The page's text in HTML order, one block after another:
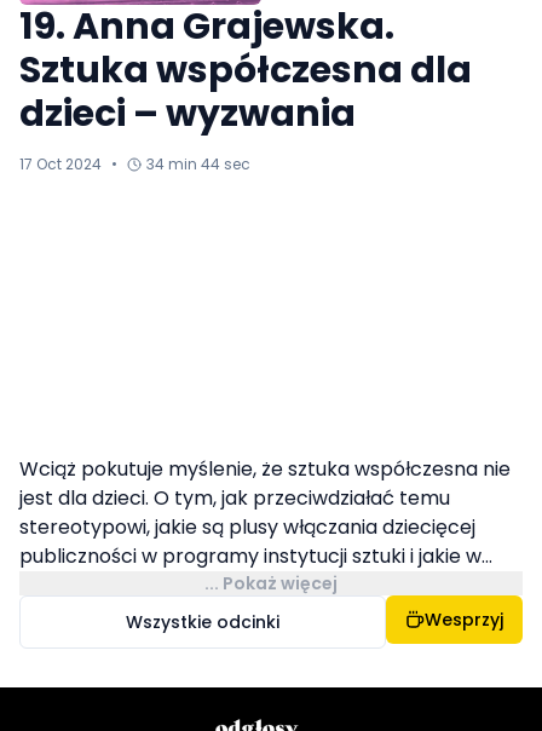
19. Anna Grajewska.
Sztuka współczesna dla
dzieci – wyzwania
17 Oct 2024 • 34 min 44 sec
Wciąż pokutuje myślenie, że sztuka współczesna nie
jest dla dzieci. O tym, jak przeciwdziałać temu
stereotypowi, jakie są plusy włączania dziecięcej
publiczności w programy instytucji sztuki i jakie w...
... Pokaż więcej
Wszystkie odcinki
Wesprzyj